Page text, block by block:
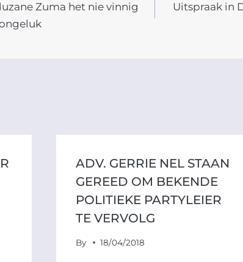
Zuma het nie vinnig
Uitspraak in
ADV. GERRIE NEL STAAN
GEREED OM BEKENDE
POLITIEKE PARTYLEIER
TE VERVOLG
By 18/04/2018